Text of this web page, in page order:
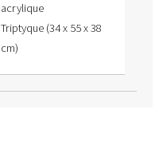
acrylique
Triptyque (34 x 55 x 38
cm)